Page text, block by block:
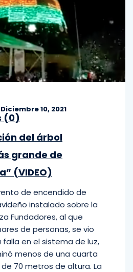
Diciembre 10, 2021
(0)
del árbol
grande de
(VIDEO)
de encendido de
instalado sobre la
Fundadores, al que
de personas, se vio
en el sistema de luz,
menos de una cuarta
70 metros de altura. La